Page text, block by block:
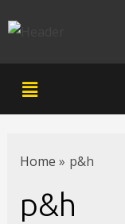
Home p&h
p&h